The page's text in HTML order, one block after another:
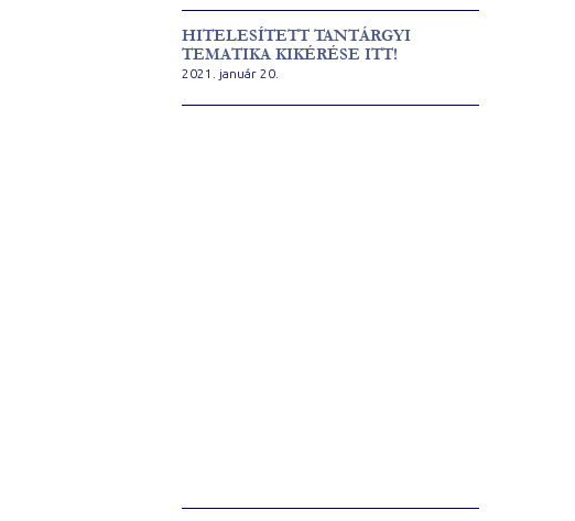
HITELESÍTETT TANTÁRGYI
TEMATIKA KIKÉRÉSE ITT!
2021. január 20.